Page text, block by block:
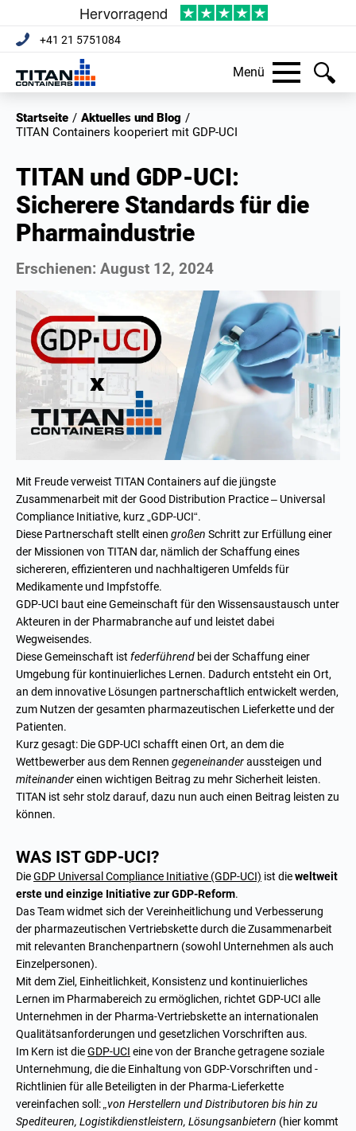
+41 21 5751084
Menü
Startseite / Aktuelles und Blog /
TITAN Containers kooperiert mit GDP-UCI
TITAN und GDP-UCI:
Sicherere Standards für die
Pharmaindustrie
Erschienen: August 12, 2024
Mit Freude verweist TITAN Containers auf die jüngste
Zusammenarbeit mit der Good Distribution Practice – Universal
Compliance Initiative, kurz „GDP-UCI“.
Diese Partnerschaft stellt einen großen Schritt zur Erfüllung einer
der Missionen von TITAN dar, nämlich der Schaffung eines
sichereren, effizienteren und nachhaltigeren Umfelds für
Medikamente und Impfstoffe.
GDP-UCI baut eine Gemeinschaft für den Wissensaustausch unter
Akteuren in der Pharmabranche auf und leistet dabei
Wegweisendes.
Diese Gemeinschaft ist federführend bei der Schaffung einer
Umgebung für kontinuierliches Lernen. Dadurch entsteht ein Ort,
an dem innovative Lösungen partnerschaftlich entwickelt werden,
zum Nutzen der gesamten pharmazeutischen Lieferkette und der
Patienten.
Kurz gesagt: Die GDP-UCI schafft einen Ort, an dem die
Wettbewerber aus dem Rennen gegeneinanderaussteigen und
miteinandereinen wichtigen Beitrag zu mehr Sicherheit leisten.
TITAN ist sehr stolz darauf, dazu nun auch einen Beitrag leisten zu
können.
WAS IST GDP-UCI?
DieGDP Universal Compliance Initiative (GDP-UCI) ist dieweltweit
erste und einzige Initiative zur GDP-Reform.
Das Team widmet sich der Vereinheitlichung und Verbesserung
der pharmazeutischen Vertriebskette durch die Zusammenarbeit
mit relevanten Branchenpartnern (sowohl Unternehmen als auch
Einzelpersonen).
Mit dem Ziel, Einheitlichkeit, Konsistenz und kontinuierliches
Lernen im Pharmabereich zu ermöglichen, richtet GDP-UCI alle
Unternehmen in der Pharma-Vertriebskette an internationalen
Qualitätsanforderungen und gesetzlichen Vorschriften aus.
Im Kern ist dieGDP-UCI eine von der Branche getragene soziale
Unternehmung, die die Einhaltung von GDP-Vorschriften und -
Richtlinien für alle Beteiligten in der Pharma-Lieferkette
vereinfachen soll: „von Herstellern und Distributoren bis hin zu
Spediteuren, Logistikdienstleistern, Lösungsanbietern (hier kommt